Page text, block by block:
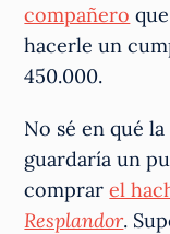
compañero
hacerle un
450.000.
No sé en qué
guardaría un
comprarel
Resplandor.